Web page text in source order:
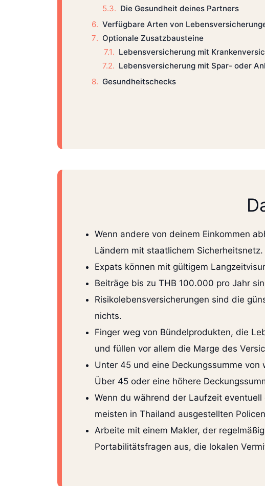
Die Gesundheit deines Partners
Verfügbare Arten von
Optionale Zusatzbausteine
Lebensversicherung mit
Lebensversicherung mit Spar- oder
Gesundheitschecks
Wenn andere von deinem Einkommen
Ländern mit staatlichem Sicherheitsnetz.
Expats können mit gültigem
Beiträge bis zu THB 100.000 pro Jahr
Risikolebensversicherungen sind die
nichts.
Finger weg von Bündelprodukten, die
und füllen vor allem die Marge des
Unter 45 und eine Deckungssumme
Über 45 oder eine höhere
Wenn du während der Laufzeit
meisten in Thailand ausgestellten
Arbeite mit einem Makler, der
Portabilitätsfragen aus, die lokalen